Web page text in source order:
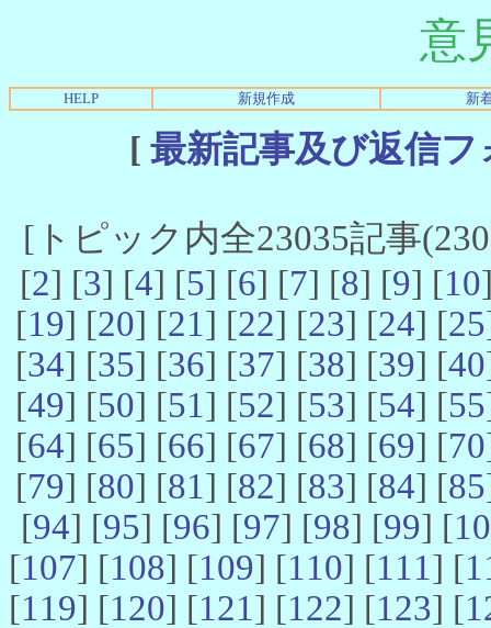
意
HELP 新規作成 新
[ 最新記事及び返信
[トピック内全23035記事
[2] [3] [4] [5] [6] [7] [8] [9] [10
[19] [20] [21] [22] [23] [24] [25
[34] [35] [36] [37] [38] [39] [40
[49] [50] [51] [52] [53] [54] [55
[64] [65] [66] [67] [68] [69] [70
[79] [80] [81] [82] [83] [84] [85
[94] [95] [96] [97] [98] [99] [
[107] [108] [109] [110] [111] [
[119] [120] [121] [122] [123] [